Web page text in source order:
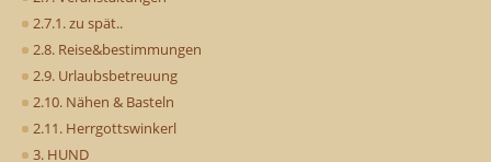
2.7.1. zu spät..
2.8. Reise&bestimmungen
2.9. Urlaubsbetreuung
2.10. Nähen & Basteln
2.11. Herrgottswinkerl
3. HUND